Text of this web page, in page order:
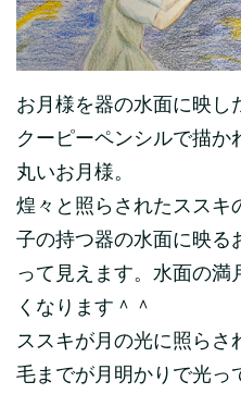
お月様を器の水面に映し
クーピーペンシルで描
丸いお月様。
煌々と照らされたスス
子の持つ器の水面に映
って見えます。水面の
くなります＾＾
ススキが月の光に照ら
毛までが月明かりで光